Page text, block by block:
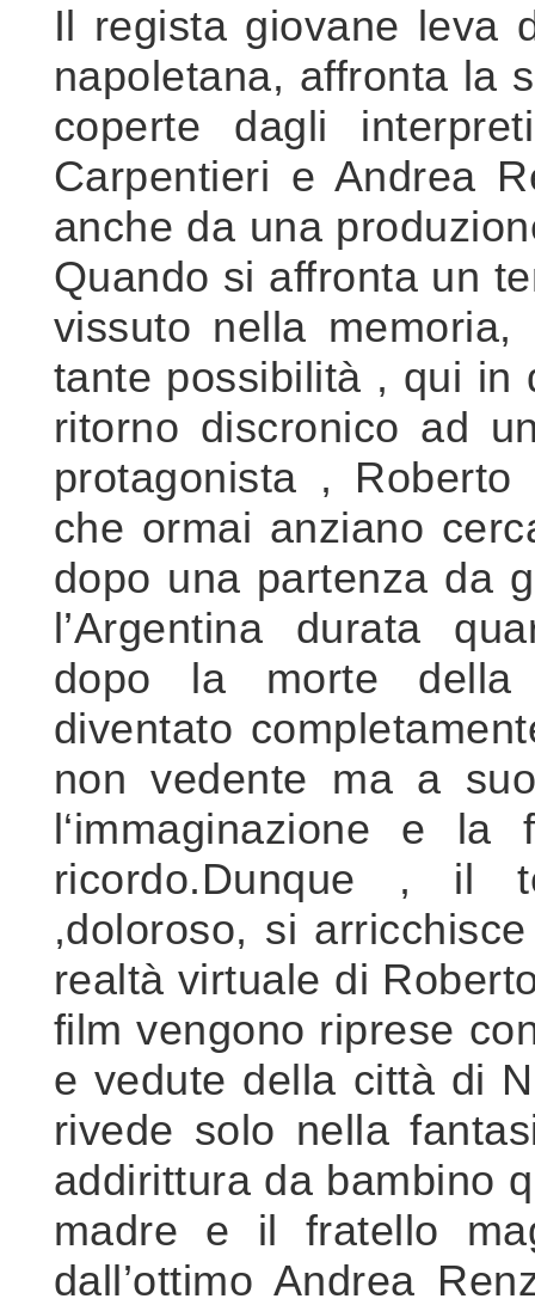
Il regista giovane leva
napoletana, affronta la
coperte dagli
Carpentieri e Andrea
anche da una
Quando si affronta un
vissuto nella
tante possibilità , qui in
ritorno discronico ad
protagonista ,
che ormai anziano
dopo una partenza da
l’Argentina durata
dopo la morte
diventato
non vedente ma a
l‘immaginazione e
ricordo.Dunque , il
,doloroso, si
realtà virtuale di
film vengono riprese
e vedute della città di
rivede solo nella
addirittura da bambino
madre e il fratello
dall’ottimo Andrea